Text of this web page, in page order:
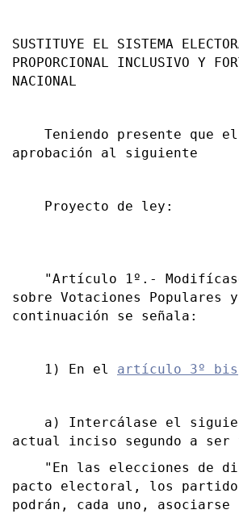
SUSTITUYE EL SISTEMA
PROPORCIONAL INCLUSIVO Y
NACIONAL
Teniendo presente que el
aprobación al siguiente
Proyecto de ley:
"Artículo 1º.-
sobre Votaciones
continuación se señala:
1) En el artículo 3º bis
a) Intercálase el
actual inciso segundo a ser
"En las elecciones de
pacto electoral, los
podrán, cada uno,